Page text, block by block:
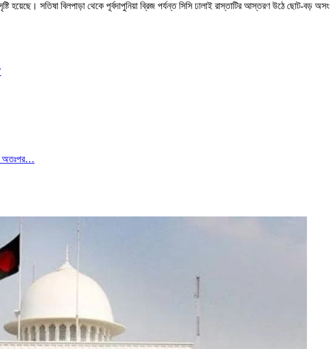
হয়েছে। সতিষা বিলপাড়া থেকে পূর্বদাপুনিয়া ব্রিজ পর্যন্ত সিসি ঢালাই রাস্তাটির আস্তরণ উঠে ছোট-
অতঃপর…